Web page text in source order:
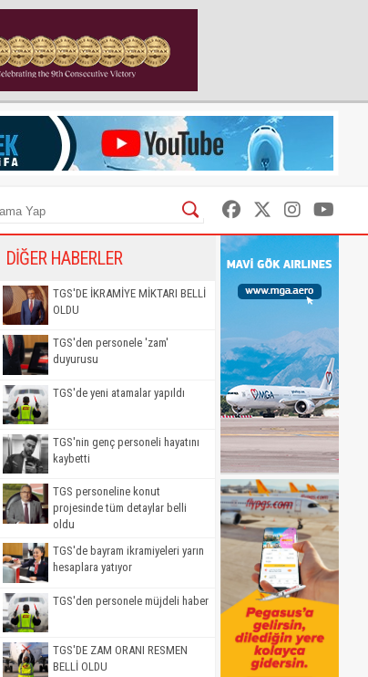
DİĞER HABERLER
TGS'DE İKRAMİYE MİKTARI BELLİ
OLDU
TGS'den personele 'zam'
duyurusu
TGS'de yeni atamalar yapıldı
TGS'nin genç personeli hayatını
kaybetti
TGS personeline konut
projesinde tüm detaylar belli
oldu
TGS'de bayram ikramiyeleri yarın
hesaplara yatıyor
TGS'den personele müjdeli haber
TGS'DE ZAM ORANI RESMEN
BELLİ OLDU